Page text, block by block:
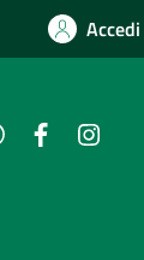
WhatsappFacebook